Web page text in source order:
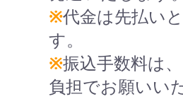
※代金は先払い
す。
※振込手数料は
負担でお願いい